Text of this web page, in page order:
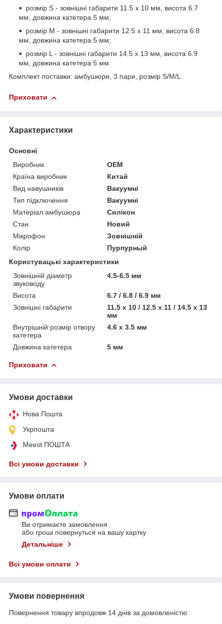
розмір S - зовнішні габарити 11.5 x 10 мм, висота 6.7
мм, довжина катетера 5 мм;
розмір M - зовнішні габарити 12.5 x 11 мм, висота 6.8
мм, довжина катетера 5 мм;
розмір L - зовнішні габарити 14.5 x 13 мм, висота 6.9
мм, довжина катетера 5 мм.
Комплект поставки: амбушюри, 3 пари, розмір S/M/L.
Приховати
Характеристики
Основні
Виробник
OEM
Країна виробник
Китай
Вид навушників
Вакуумні
Тип підключення
Вакуумні
Матеріал амбушюра
Силікон
Стан
Новий
Мікрофон
Зовнішній
Колір
Пурпурный
Користувацькі характеристики
Зовнішній діаметр
звуководу
4.5-6.5 мм
Висота
6.7 / 6.8 / 6.9 мм
Зовнішні габарити
11.5 x 10 / 12.5 x 11 / 14.5 x 13
мм
Внутрішній розмір отвору
катетера
4.6 x 3.5 мм
Довжина катетера 5 мм
Приховати
Умови доставки
Нова Пошта
Укрпошта
Meest ПОШТА
Всі умови доставки
Умови оплати
Ви отримаєте замовлення
або гроші повернуться на вашу картку
Детальніше
Всі умови оплати
Умови повернення
Повернення товару впродовж 14 днів за домовленістю